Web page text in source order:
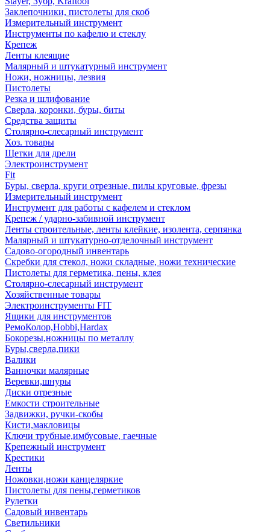
Заклепочники, пистолеты для скоб
Измерительный инструмент
Инструменты по кафелю и стеклу
Крепеж
Ленты клеящие
Малярный и штукатурный инструмент
Ножи, ножницы, лезвия
Пистолеты
Резка и шлифование
Сверла, коронки, буры, биты
Средства защиты
Столярно-слесарный инструмент
Хоз. товары
Щетки для дрели
Электроинструмент
Fit
Буры, сверла, круги отрезные, пилы круговые, фрезы
Измерительный инструмент
Инструмент для работы с кафелем и стеклом
Крепеж / ударно-забивной инструмент
Ленты строительные, ленты клейкие, изолента, серпянка
Малярный и штукатурно-отделочный инструмент
Садово-огородный инвентарь
Скребки для стекол, ножи складные, ножи технические
Пистолеты для герметика, пены, клея
Столярно-слесарный инструмент
Хозяйственные товары
Электроинструменты FIT
Ящики для инструментов
РемоКолор,Hobbi,Hardax
Бокорезы,ножницы по металлу
Буры,сверла,пики
Валики
Ванночки малярные
Веревки,шнуры
Диски отрезные
Емкости строительные
Задвижки, ручки-скобы
Кисти,макловицы
Ключи трубные,имбусовые, гаечные
Крепежный инструмент
Крестики
Ленты
Ножовки,ножи канцеляркие
Пистолеты для пены,герметиков
Рулетки
Садовый инвентарь
Светильники